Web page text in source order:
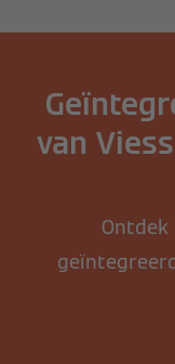
van
Ontdek